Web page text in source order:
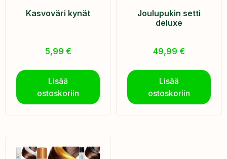
Kasvoväri kynät
5,99 €
Lisää
ostoskoriin
Joulupukin setti
deluxe
49,99 €
Lisää
ostoskoriin